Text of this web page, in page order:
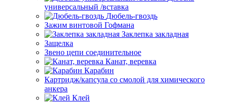
универсальный /вставка
Дюбель-гвоздь
Зажим винтовой Гофмана
Заклепка закладная
Защелка
Звено цепи соединительное
Канат, веревка
Карабин
Картридж/капсула со смолой для химического
анкера
Клей